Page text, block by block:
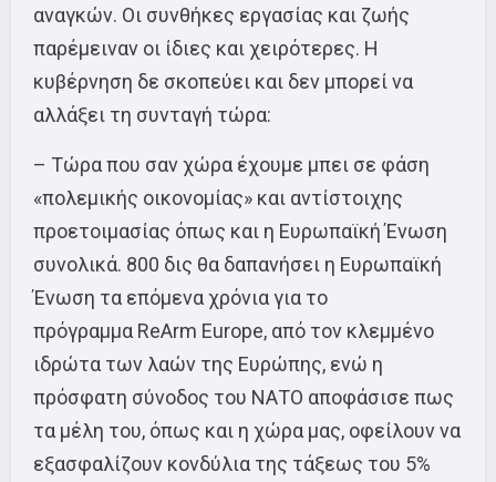
αναγκών. Οι συνθήκες εργασίας και ζωής
παρέμειναν οι ίδιες και χειρότερες. Η
κυβέρνηση δε σκοπεύει και δεν μπορεί να
αλλάξει τη συνταγή τώρα:
– Τώρα που σαν χώρα έχουμε μπει σε φάση
«πολεμικής οικονομίας» και αντίστοιχης
προετοιμασίας όπως και η Ευρωπαϊκή Ένωση
συνολικά. 800 δις θα δαπανήσει η Ευρωπαϊκή
Ένωση τα επόμενα χρόνια για το
πρόγραμμα ReArm Europe, από τον κλεμμένο
ιδρώτα των λαών της Ευρώπης, ενώ η
πρόσφατη σύνοδος του ΝΑΤΟ αποφάσισε πως
τα μέλη του, όπως και η χώρα μας, οφείλουν να
εξασφαλίζουν κονδύλια της τάξεως του 5%